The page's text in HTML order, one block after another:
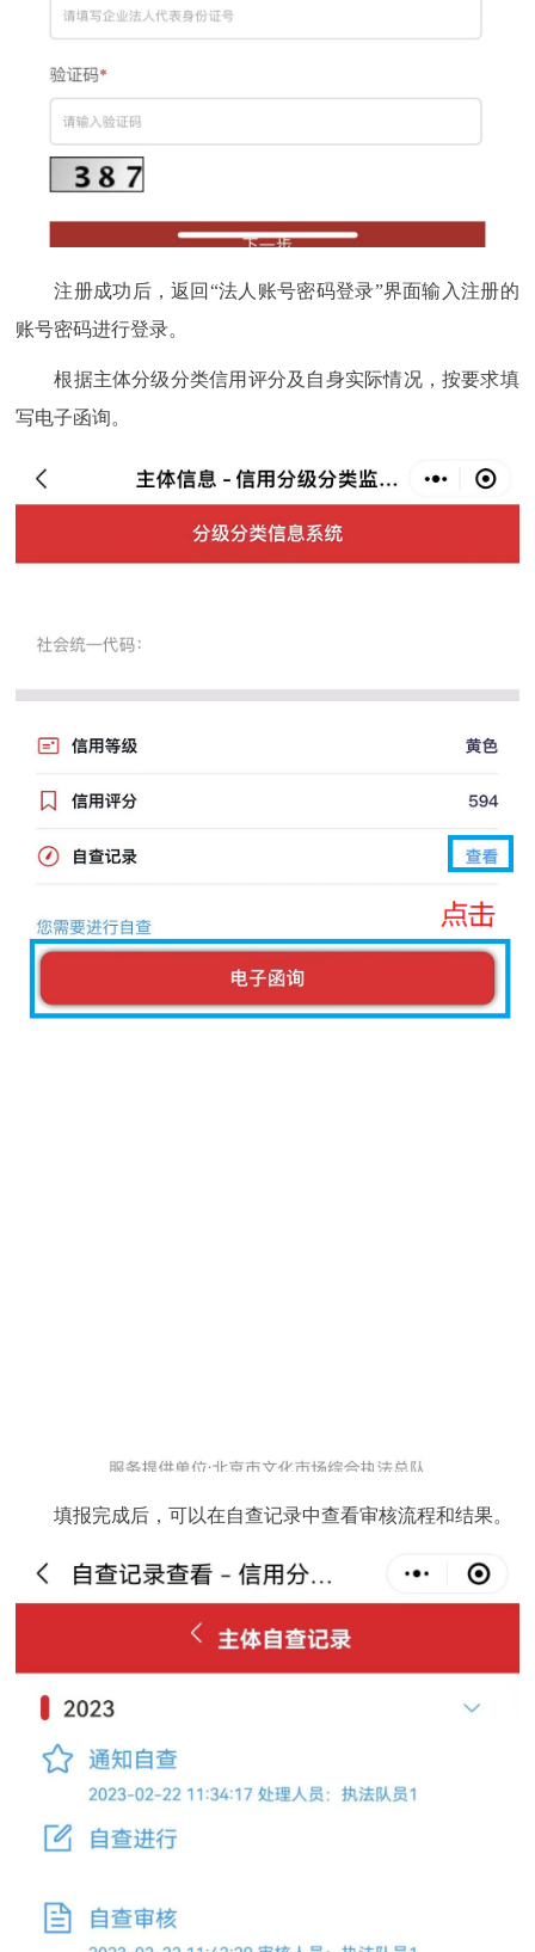
注册成功后，返回“法人账号密码登录”界面输入注册的
账号密码进行登录。
根据主体分级分类信用评分及自身实际情况，按要求填
写电子函询。
填报完成后，可以在自查记录中查看审核流程和结果。